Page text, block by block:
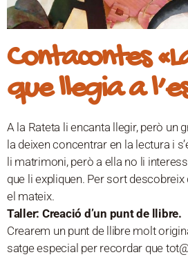
Contacontes
que llegia a
A la Rateta li encanta llegir, però un
la deixen concentrar en la lectura i
li matrimoni, però a ella no li
que li expliquen. Per sort
el mateix.
Taller: Creació d’un punt de llibre.
Crearem un punt de llibre molt
satge especial per recordar que